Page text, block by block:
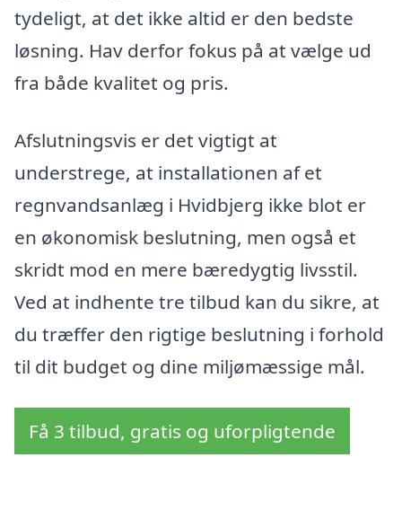
tydeligt, at det ikke altid er den bedste
løsning. Hav derfor fokus på at vælge ud
fra både kvalitet og pris.
Afslutningsvis er det vigtigt at
understrege, at installationen af et
regnvandsanlæg i Hvidbjerg ikke blot er
en økonomisk beslutning, men også et
skridt mod en mere bæredygtig livsstil.
Ved at indhente tre tilbud kan du sikre, at
du træffer den rigtige beslutning i forhold
til dit budget og dine miljømæssige mål.
Få 3 tilbud, gratis og uforpligtende